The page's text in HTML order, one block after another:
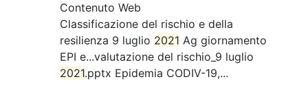
Contenuto Web
Classificazione del rischio e della
resilienza 9 luglio 2021 Ag giornamento
EPI e...valutazione del rischio_9 luglio
2021.pptx Epidemia CODIV-19,...